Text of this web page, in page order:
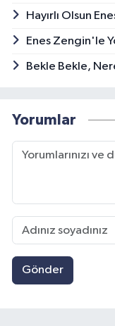
Hayırlı Olsun
Enes Zengin'le
Bekle Bekle,
Yorumlar
Gönder